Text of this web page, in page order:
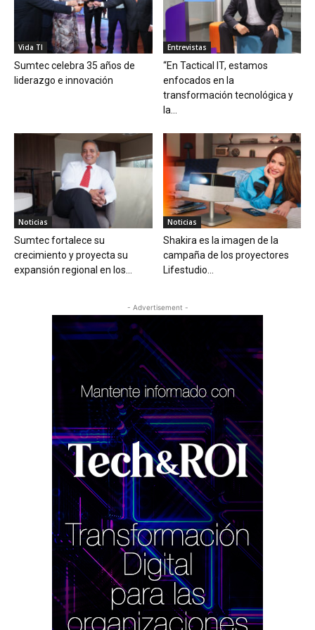
Vida TI
Sumtec celebra 35 años de
liderazgo e innovación
Entrevistas
“En Tactical IT, estamos
enfocados en la
transformación tecnológica y
la...
Noticias
Sumtec fortalece su
crecimiento y proyecta su
expansión regional en los...
Noticias
Shakira es la imagen de la
campaña de los proyectores
Lifestudio...
- Advertisement -